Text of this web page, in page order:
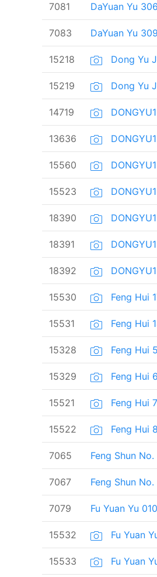
7081 DaYuan Yu 306
7083 DaYuan Yu 309
15218 Dong Yu
15219 Dong Yu
14719
13636
15560
15523
18390
18391
18392
15530 Feng Hui
15531 Feng Hui
15328 Feng Hui 5
15329 Feng Hui 6
15521 Feng Hui 7
15522 Feng Hui 8
7065 Feng Shun No.
7067 Feng Shun No.
7079 Fu Yuan Yu 010
15532 Fu Yuan
15533 Fu Yuan